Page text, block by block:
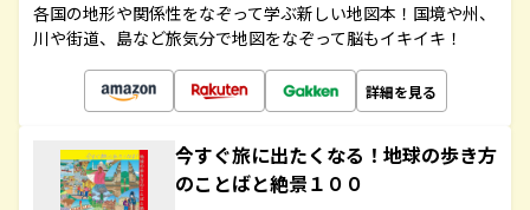
各国の地形や関係性をなぞって学ぶ新しい地図本！国境や州、
川や街道、島など旅気分で地図をなぞって脳もイキイキ！
詳細を見る
今すぐ旅に出たくなる！地球の歩き方
のことばと絶景１００